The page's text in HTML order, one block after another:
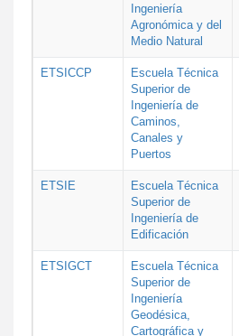
Ingeniería
Agronómica y del
Medio Natural
ETSICCP
Escuela Técnica
Superior de
Ingeniería de
Caminos,
Canales y
Puertos
ETSIE
Escuela Técnica
Superior de
Ingeniería de
Edificación
ETSIGCT
Escuela Técnica
Superior de
Ingeniería
Geodésica,
Cartográfica y